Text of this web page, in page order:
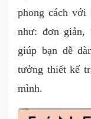
phong cách với
như: đơn
giúp bạn dễ
tưởng thiết kế
mình.